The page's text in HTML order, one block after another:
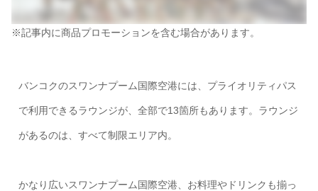
※記事内に商品プロモーションを含む場合があります。
バンコクのスワンナプーム国際空港には、プライオリティパス
で利用できるラウンジが、全部で13箇所もあります。ラウンジ
があるのは、すべて制限エリア内。
かなり広いスワンナプーム国際空港、お料理やドリンクも揃っ